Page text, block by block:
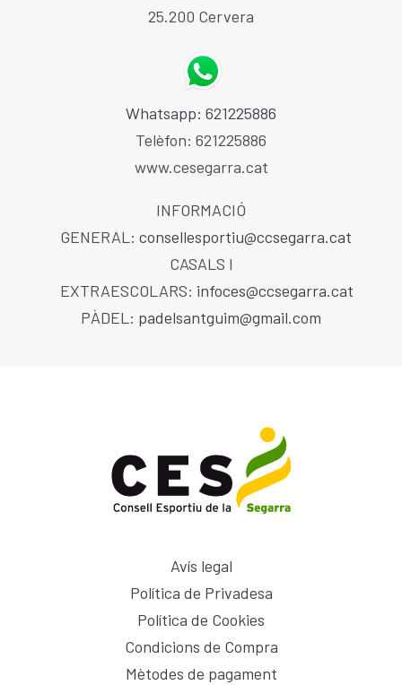
25.200 Cervera
Whatsapp: 621225886
Telèfon: 621225886
www.cesegarra.cat
INFORMACIÓ
GENERAL:consellesportiu@ccsegarra.cat
CASALS I
EXTRAESCOLARS: infoces@ccsegarra.cat
PÀDEL: padelsantguim@gmail.com
Avís legal
Política de Privadesa
Política de Cookies
Condicions de Compra
Mètodes de pagament